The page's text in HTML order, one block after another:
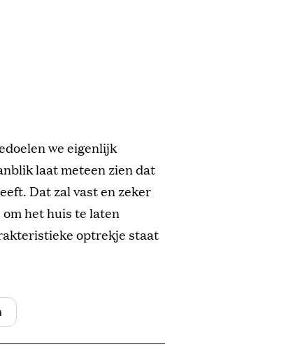
we eigenlijk
laat meteen zien dat
Dat zal vast en zeker
het huis te laten
optrekje staat